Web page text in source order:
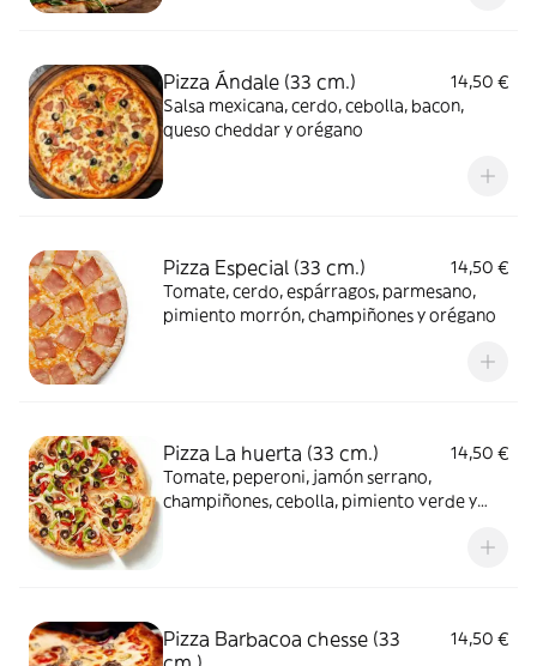
Pizza Ándale (33 cm.)
14,50 €
Salsa mexicana, cerdo, cebolla, bacon,
queso cheddar y orégano
Pizza Especial (33 cm.)
14,50 €
Tomate, cerdo, espárragos, parmesano,
pimiento morrón, champiñones y orégano
Pizza La huerta (33 cm.)
14,50 €
Tomate, peperoni, jamón serrano,
champiñones, cebolla, pimiento verde y
Pizza Barbacoa chesse (33
14,50 €